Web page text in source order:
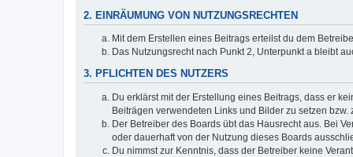
2. EINRÄUMUNG VON NUTZUNGSRECHTEN
Mit dem Erstellen eines Beitrags erteilst du dem
Das Nutzungsrecht nach Punkt 2, Unterpunkt a bleibt
3. PFLICHTEN DES NUTZERS
Du erklärst mit der Erstellung eines Beitrags, dass er
Beiträgen verwendeten Links und Bilder zu setzen bzw.
Der Betreiber des Boards übt das Hausrecht aus. Bei
oder dauerhaft von der Nutzung dieses Boards
Du nimmst zur Kenntnis, dass der Betreiber keine